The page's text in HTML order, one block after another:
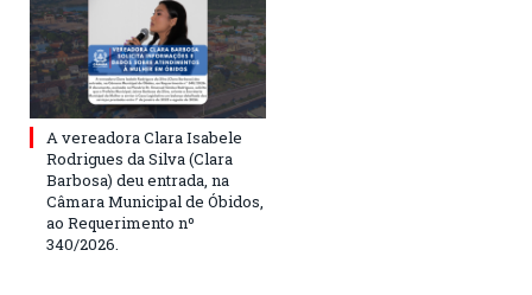
A vereadora Clara Isabele
Rodrigues da Silva (Clara
Barbosa) deu entrada, na
Câmara Municipal de Óbidos,
ao Requerimento nº
340/2026.